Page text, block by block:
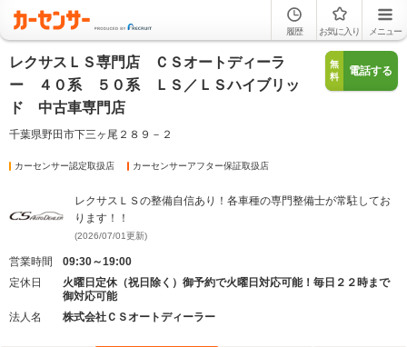
履歴 お気に入り メニュー
レクサスＬＳ専門店 ＣＳオートディーラ
ー ４０系 ５０系 ＬＳ／ＬＳハイブリッ
ド 中古車専門店
千葉県野田市下三ヶ尾２８９－２
無
料
電話する
カーセンサー認定取扱店 カーセンサーアフター保証取扱店
レクサスＬＳの整備自信あり！各車種の専門整備士が常駐してお
ります！！
(2026/07/01更新)
営業時間
09:30～19:00
定休日
火曜日定休（祝日除く）御予約で火曜日対応可能！毎日２２時まで
御対応可能
法人名
株式会社ＣＳオートディーラー